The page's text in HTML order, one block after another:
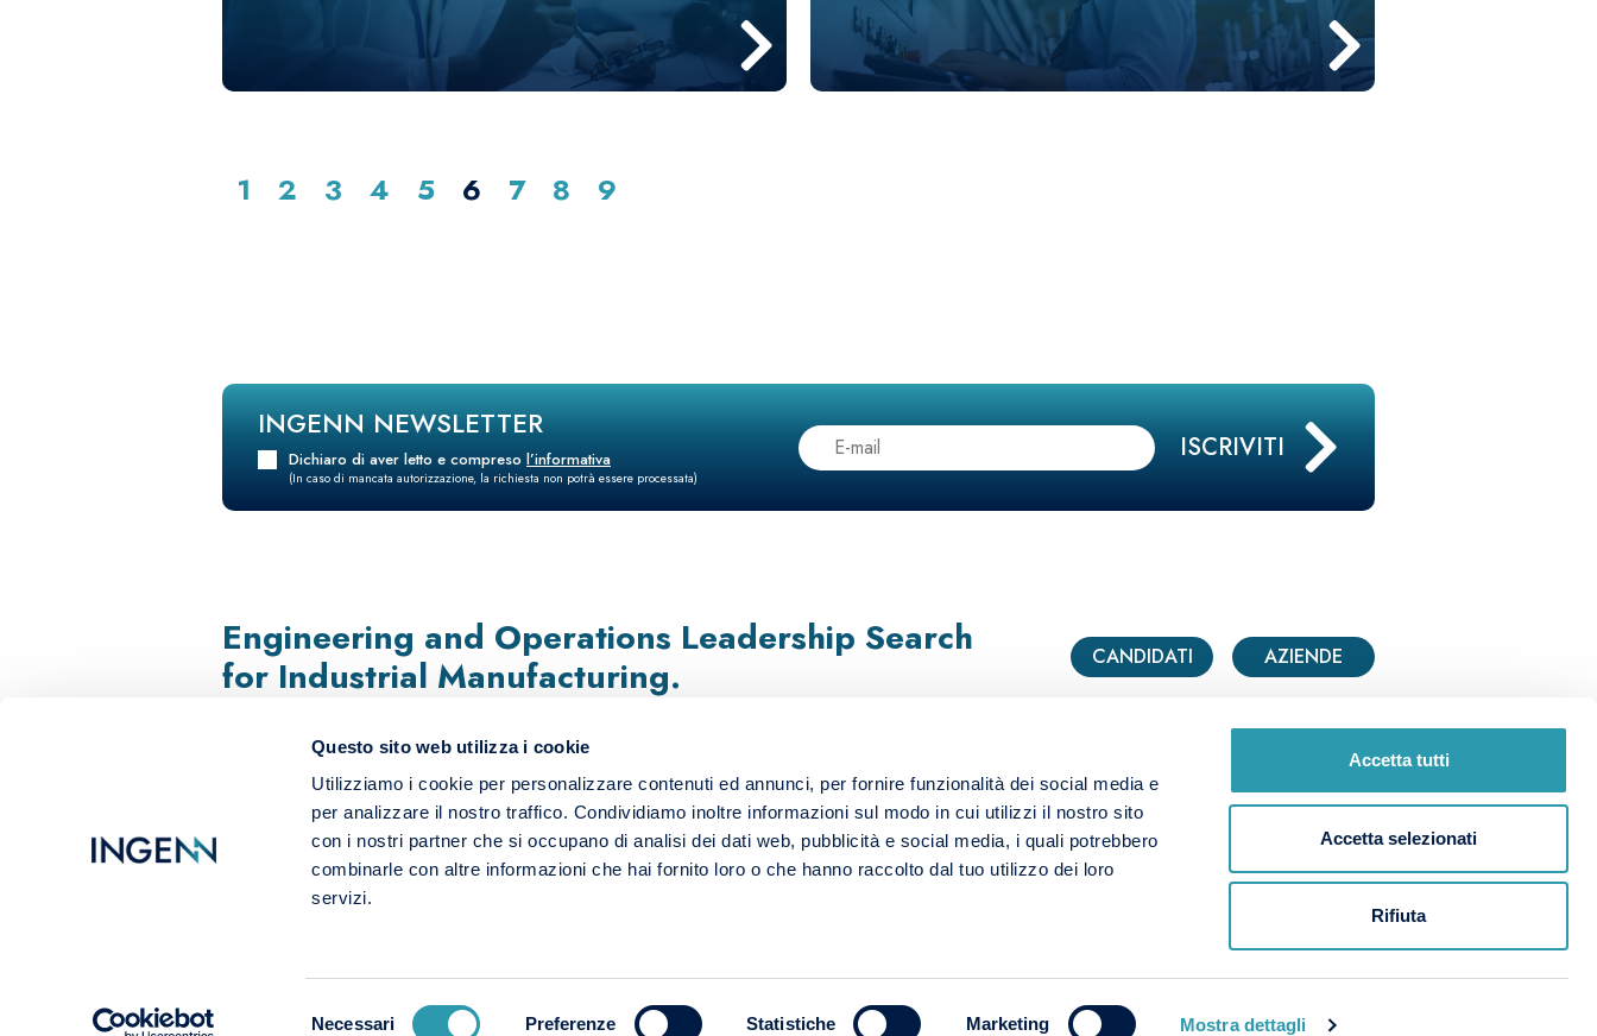
Questo sito web utilizza i cookie
Utilizziamo i cookie per personalizzare contenuti ed annunci, per fornire funzionalità dei social media e
per analizzare il nostro traffico. Condividiamo inoltre informazioni sul modo in cui utilizzi il nostro sito
con i nostri partner che si occupano di analisi dei dati web, pubblicità e social media, i quali potrebbero
combinarle con altre informazioni che hai fornito loro o che hanno raccolto dal tuo utilizzo dei loro
servizi.
Necessari Preferenze Statistiche Marketing Mostra dettagli
Accetta tutti
Accetta selezionati
Rifiuta
1 2 3 4 5 6 7 8 9
INGENN NEWSLETTER
Dichiaro di aver letto e compreso l’informativa
(In caso di mancata autorizzazione, la richiesta non potrà essere processata)
Engineering and Operations Leadership Search
for Industrial Manufacturing.
CANDIDATI AZIENDE
Note Legali & Privacy Policy
HOME CANDIDATI AZIENDE EJ